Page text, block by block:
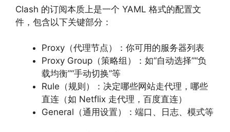
Clash 的订阅本质上是一个 YAML 格式的配置文
件，包含以下关键部分：
Proxy（代理节点）：你可用的服务器列表
Proxy Group（策略组）：如“自动选择”“负
载均衡”“手动切换”等
Rule（规则）：决定哪些网站走代理，哪些
直连（如 Netflix 走代理，百度直连）
General（通用设置）：端口、日志、模式等